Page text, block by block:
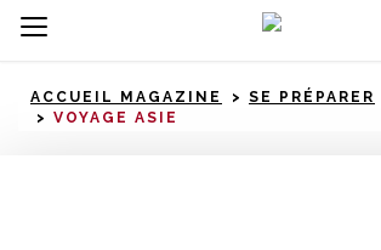
ACCUEIL MAGAZINE
SE PRÉPARER
VOYAGE ASIE